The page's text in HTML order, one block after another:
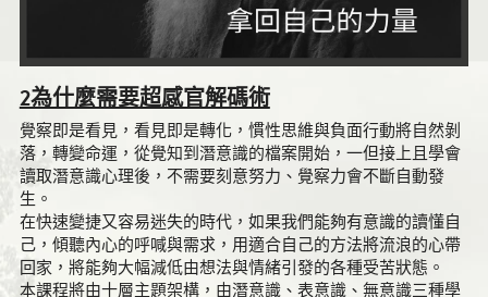
2為什麼需要超感官解碼術
覺察即是看見，看見即是轉化，慣性思維與負面行動將自然剝
落，轉變命運，從覺知到潛意識的檔案開始，一但接上且學會
讀取潛意識心理後，不需要刻意努力、覺察力會不斷自動發
生。
在快速變捷又容易迷失的時代，如果我們能夠有意識的讀懂自
己，傾聽內心的呼喊與需求，用適合自己的方法將流浪的心帶
回家，將能夠大幅減低由想法與情緒引發的各種受苦狀態。
本課程將由十層主題架構，由潛意識、表意識、無意識三種學